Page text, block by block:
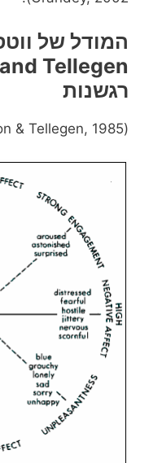
רגשנות
(Watson & Tellegen, 1985)